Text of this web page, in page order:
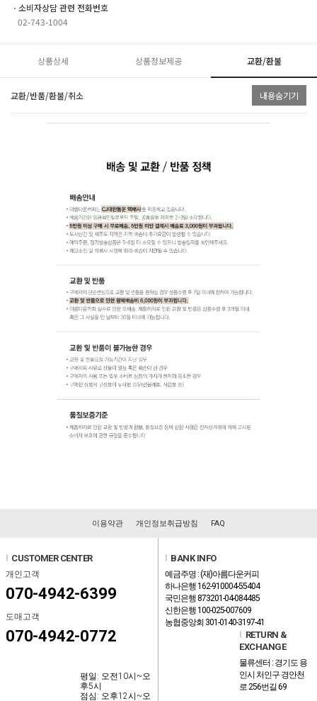
ㆍ소비자상담 관련 전화번호
02-743-1004
상품상세 상품정보제공 교환/환불
교환/반품/환불/취소 내용숨기기
이용약관 개인정보취급방침 FAQ
CUSTOMER CENTER
개인고객
070-4942-6399
도매고객
070-4942-0772
평일: 오전10시~오
후5시
점심: 오후12시~오
BANK INFO
예금주명 : (재)아름다운커피
하나은행 162-910004-55404
국민은행 873201-04-084485
신한은행 100-025-007609
농협중앙회 301-0140-3197-41
RETURN &
EXCHANGE
물류센터 : 경기도 용
인시 처인구 경안천
로 256번길 69